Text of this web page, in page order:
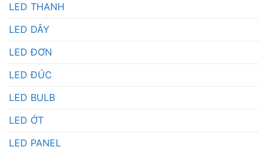
LED THANH
LED DÂY
LED ĐƠN
LED ĐÚC
LED BULB
LED ỚT
LED PANEL